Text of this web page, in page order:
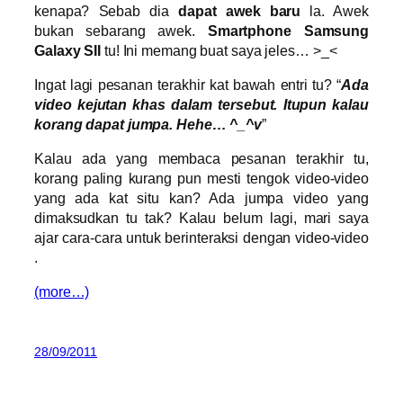
kenapa? Sebab diadapat awek baru la. Awek
bukan sebarang awek. Smartphone Samsung
Galaxy SII tu! Ini memang buat saya jeles… >_<
Ingat lagi pesanan terakhir kat bawah entri tu? “Ada
video kejutan khas dalamtersebut. Itupun kalau
korang dapat jumpa. Hehe… ^_^v”
Kalau ada yang membaca pesanan terakhir tu,
korang paling kurang pun mesti tengok video-video
yang ada kat situ kan? Ada jumpa video yang
dimaksudkan tu tak? Kalau belum lagi, mari saya
ajar cara-cara untuk berinteraksi dengan video-video
.
(more…)
28/09/2011